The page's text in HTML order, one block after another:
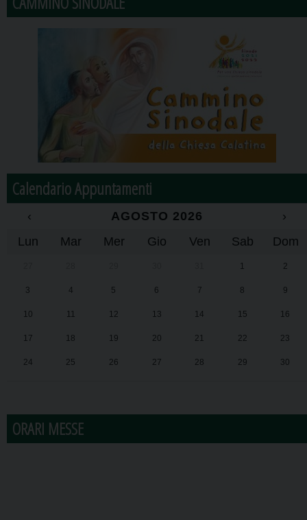
Calendario Appuntamenti
‹ AGOSTO 2026
›
Lun
Mar Mer Gio Ven Sab Dom
1 2
3 4 5 6 7 8 9
10 11 12 13 14 15 16
17 18 19 20 21 22 23
24 25 26 27 28 29 30
ORARI MESSE